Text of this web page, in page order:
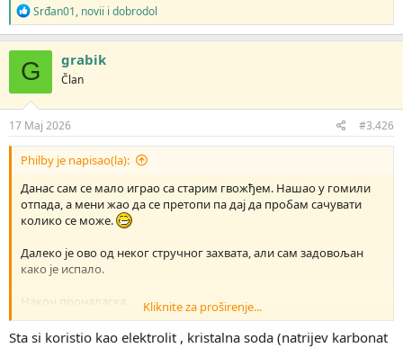
R
e
a
g
o
v
a
n
j
Srđan01, novii i dobrodol
G grabik
Član
17 Maj 2026 #3.426
Philby je napisao(la):
Данас сам се мало играо са старим гвожђем. Нашао у гомили
отпада, а мени жао да се претопи па дај да пробам сачувати
колико се може.
Далеко је ово од неког стручног захвата, али сам задовољан
како је испало.
Након проналаска.
Kliknite za proširenje...
Sta si koristio kao elektrolit , kristalna soda (natrijev karbonat